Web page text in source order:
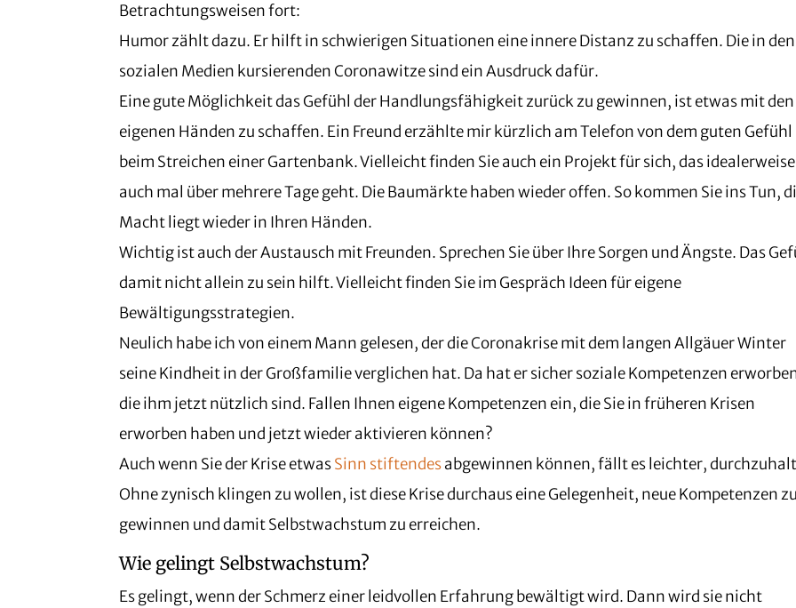
Betrachtungsweisen fort:
Humor zählt dazu. Er hilft in schwierigen Situationen eine innere Distanz zu schaffen. Die in den
sozialen Medien kursierenden Coronawitze sind ein Ausdruck dafür.
Eine gute Möglichkeit das Gefühl der Handlungsfähigkeit zurück zu gewinnen, ist etwas mit den
eigenen Händen zu schaffen. Ein Freund erzählte mir kürzlich am Telefon von dem guten Gefühl
beim Streichen einer Gartenbank. Vielleicht finden Sie auch ein Projekt für sich, das idealerweise
auch mal über mehrere Tage geht. Die Baumärkte haben wieder offen. So kommen Sie ins Tun,
Macht liegt wieder in Ihren Händen.
Wichtig ist auch der Austausch mit Freunden. Sprechen Sie über Ihre Sorgen und Ängste. Das
damit nicht allein zu sein hilft. Vielleicht finden Sie im Gespräch Ideen für eigene
Bewältigungsstrategien.
Neulich habe ich von einem Mann gelesen, der die Coronakrise mit dem langen Allgäuer Winter
seine Kindheit in der Großfamilie verglichen hat. Da hat er sicher soziale Kompetenzen
die ihm jetzt nützlich sind. Fallen Ihnen eigene Kompetenzen ein, die Sie in früheren Krisen
erworben haben und jetzt wieder aktivieren können?
Auch wenn Sie der Krise etwasSinn stiftendesabgewinnen können, fällt es leichter,
Ohne zynisch klingen zu wollen, ist diese Krise durchaus eine Gelegenheit, neue Kompetenzen zu
gewinnen und damit Selbstwachstum zu erreichen.
Wie gelingt Selbstwachstum?
Es gelingt, wenn der Schmerz einer leidvollen Erfahrung bewältigt wird. Dann wird sie nicht